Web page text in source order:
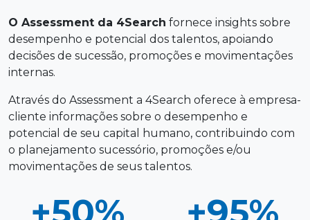
O Assessment da 4Search fornece insights sobre
desempenho e potencial dos talentos, apoiando
decisões de sucessão, promoções e movimentações
internas.
Através do Assessment a 4Search oferece à empresa-
cliente informações sobre o desempenho e
potencial de seu capital humano, contribuindo com
o planejamento sucessório, promoções e/ou
movimentações de seus talentos.